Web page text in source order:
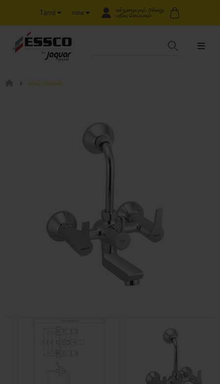
Tamil India உள்நுழையவும் அல்லது
பதிவு செய்யவும்
வால் மிக்ஸர்